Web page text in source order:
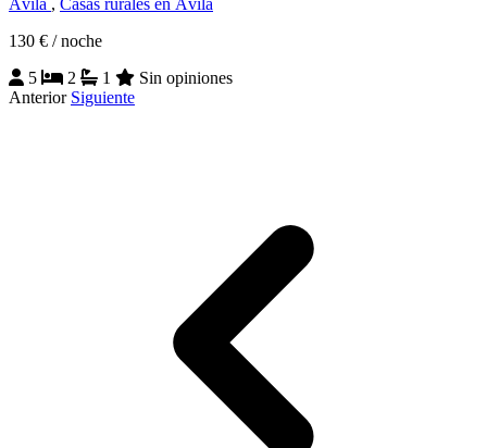
Ávila , Casas rurales en Ávila
130 € / noche
5
2 1
Sin opiniones
Anterior Siguiente